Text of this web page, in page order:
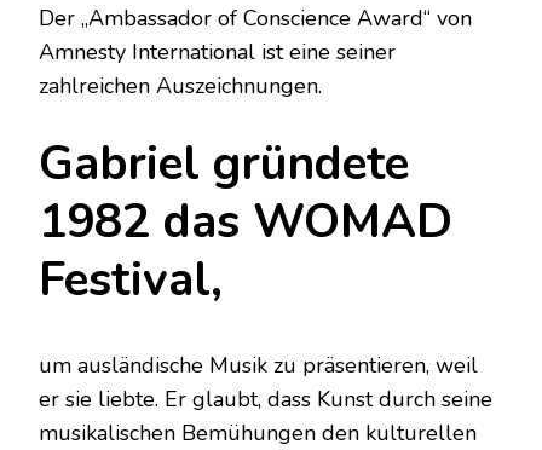
Der „Ambassador of Conscience Award“ von
Amnesty International ist eine seiner
zahlreichen Auszeichnungen.
Gabriel gründete
1982 das WOMAD
Festival,
um ausländische Musik zu präsentieren, weil
er sie liebte. Er glaubt, dass Kunst durch seine
musikalischen Bemühungen den kulturellen